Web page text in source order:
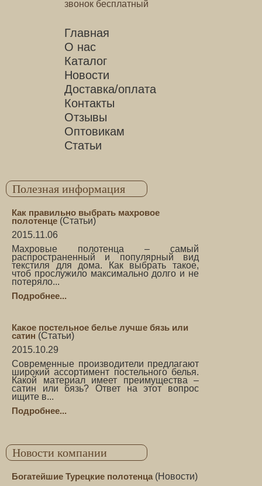
звонок бесплатный
Главная
О нас
Каталог
Новости
Доставка/оплата
Контакты
Отзывы
Оптовикам
Статьи
Полезная информация
Как правильно выбрать махровое
полотенце (Статьи)
2015.11.06
Махровые полотенца – самый
распространенный и популярный вид
текстиля для дома. Как выбрать такое,
чтоб прослужило максимально долго и не
потеряло...
Подробнее...
Какое постельное белье лучше бязь или
сатин (Статьи)
2015.10.29
Современные производители предлагают
широкий ассортимент постельного белья.
Какой материал имеет преимущества –
сатин или бязь? Ответ на этот вопрос
ищите в...
Подробнее...
Новости компании
Богатейшие Турецкие полотенца (Новости)